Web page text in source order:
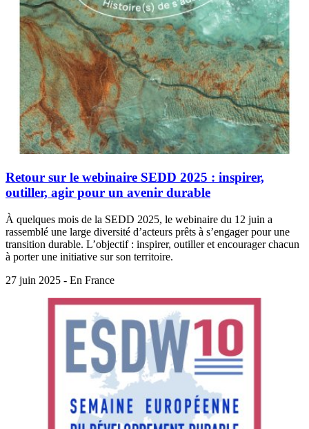
Retour sur le webinaire SEDD 2025 : inspirer,
outiller, agir pour un avenir durable
À quelques mois de la SEDD 2025, le webinaire du 12 juin a
rassemblé une large diversité d’acteurs prêts à s’engager pour une
transition durable. L’objectif : inspirer, outiller et encourager chacun
à porter une initiative sur son territoire.
27 juin 2025 - En France